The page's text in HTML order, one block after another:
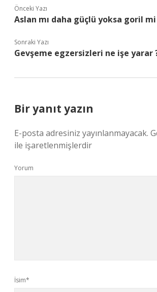
Önceki Yazı
Aslan mı daha güçlü yoksa goril mi
Sonraki Yazı
Gevşeme egzersizleri ne işe yarar
Bir yanıt yazın
E-posta adresiniz yayınlanmayacak.
ile işaretlenmişlerdir
Yorum
İsim*